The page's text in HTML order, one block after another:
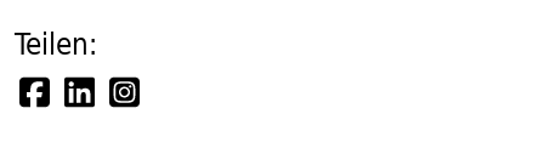
Teilen: